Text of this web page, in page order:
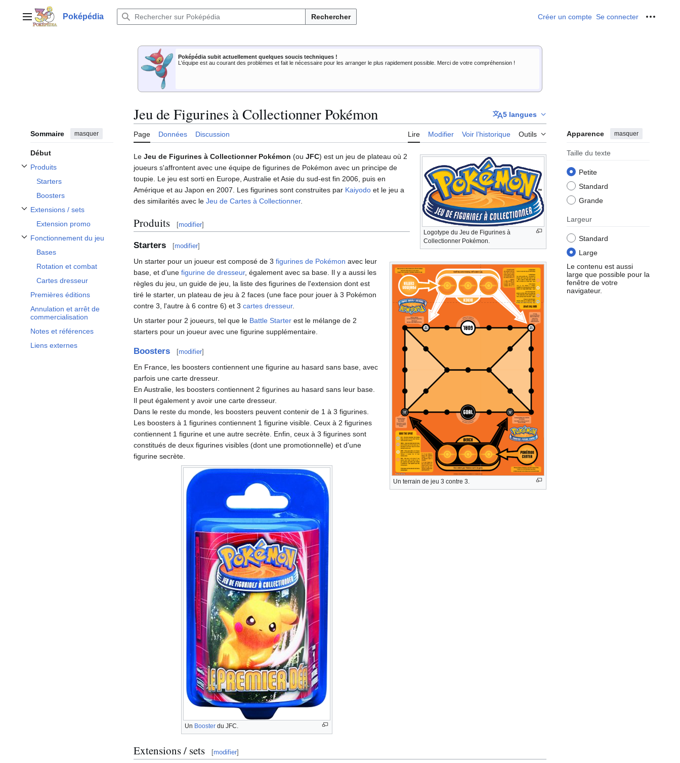
contenuMenu principalPoképédia Rechercher Créer un compte Se connecter Outils
Poképédia subit actuellement quelques soucis techniques !
L'équipe est au courant des problèmes et fait le nécessaire pour les arranger le plus rapidement possible. Merci de votre compréhension !
Sommaire masquer
Début
Produits
Afficher / masquer la sous-section Produits
Starters
Boosters
Extensions / sets
Afficher / masquer la sous-section Extensions / sets
Extension promo
Fonctionnement du jeu
Afficher / masquer la sous-section Fonctionnement du jeu
Bases
Rotation et combat
Cartes dresseur
Premières éditions
Annulation et arrêt de
commercialisation
Notes et références
Liens externes
Jeu de Figurines à Collectionner Pokémon 5 langues
Page Données Discussion Lire Modifier Voir l’historique Outils Apparence masquer
Taille du texte
Petite
Standard
Grande
Largeur
Standard
Large
Le contenu est aussi
large que possible pour la
fenêtre de votre
navigateur.
Logotype du Jeu de Figurines à
Collectionner Pokémon.
Le Jeu de Figurines à Collectionner Pokémon (ou JFC) est un jeu de plateau où 2
joueurs s'affrontent avec une équipe de figurines de Pokémon avec un principe de
toupie. Le jeu est sorti en Europe, Australie et Asie du sud-est fin 2006, puis en
Amérique et au Japon en 2007. Les figurines sont construites par Kaiyodo et le jeu a
des similarités avec le Jeu de Cartes à Collectionner.
Produits [modifier]
Un terrain de jeu 3 contre 3.
Starters [modifier]
Un starter pour un joueur est composé de 3 figurines de Pokémon avec leur
base, et d'une figurine de dresseur, également avec sa base. Il y a aussi les
règles du jeu, un guide de jeu, la liste des figurines de l'extension dont est
tiré le starter, un plateau de jeu à 2 faces (une face pour jouer à 3 Pokémon
contre 3, l'autre à 6 contre 6) et 3 cartes dresseur.
Un starter pour 2 joueurs, tel que le Battle Starter est le mélange de 2
starters pour un joueur avec une figurine supplémentaire.
Boosters [modifier]
En France, les boosters contiennent une figurine au hasard sans base, avec
parfois une carte dresseur.
En Australie, les boosters contiennent 2 figurines au hasard sans leur base.
Il peut également y avoir une carte dresseur.
Dans le reste du monde, les boosters peuvent contenir de 1 à 3 figurines.
Les boosters à 1 figurines contiennent 1 figurine visible. Ceux à 2 figurines
contiennent 1 figurine et une autre secrète. Enfin, ceux à 3 figurines sont
constitués de deux figurines visibles (dont une promotionnelle) et d'une
figurine secrète.
Un Boosterdu JFC.
Extensions / sets [modifier]